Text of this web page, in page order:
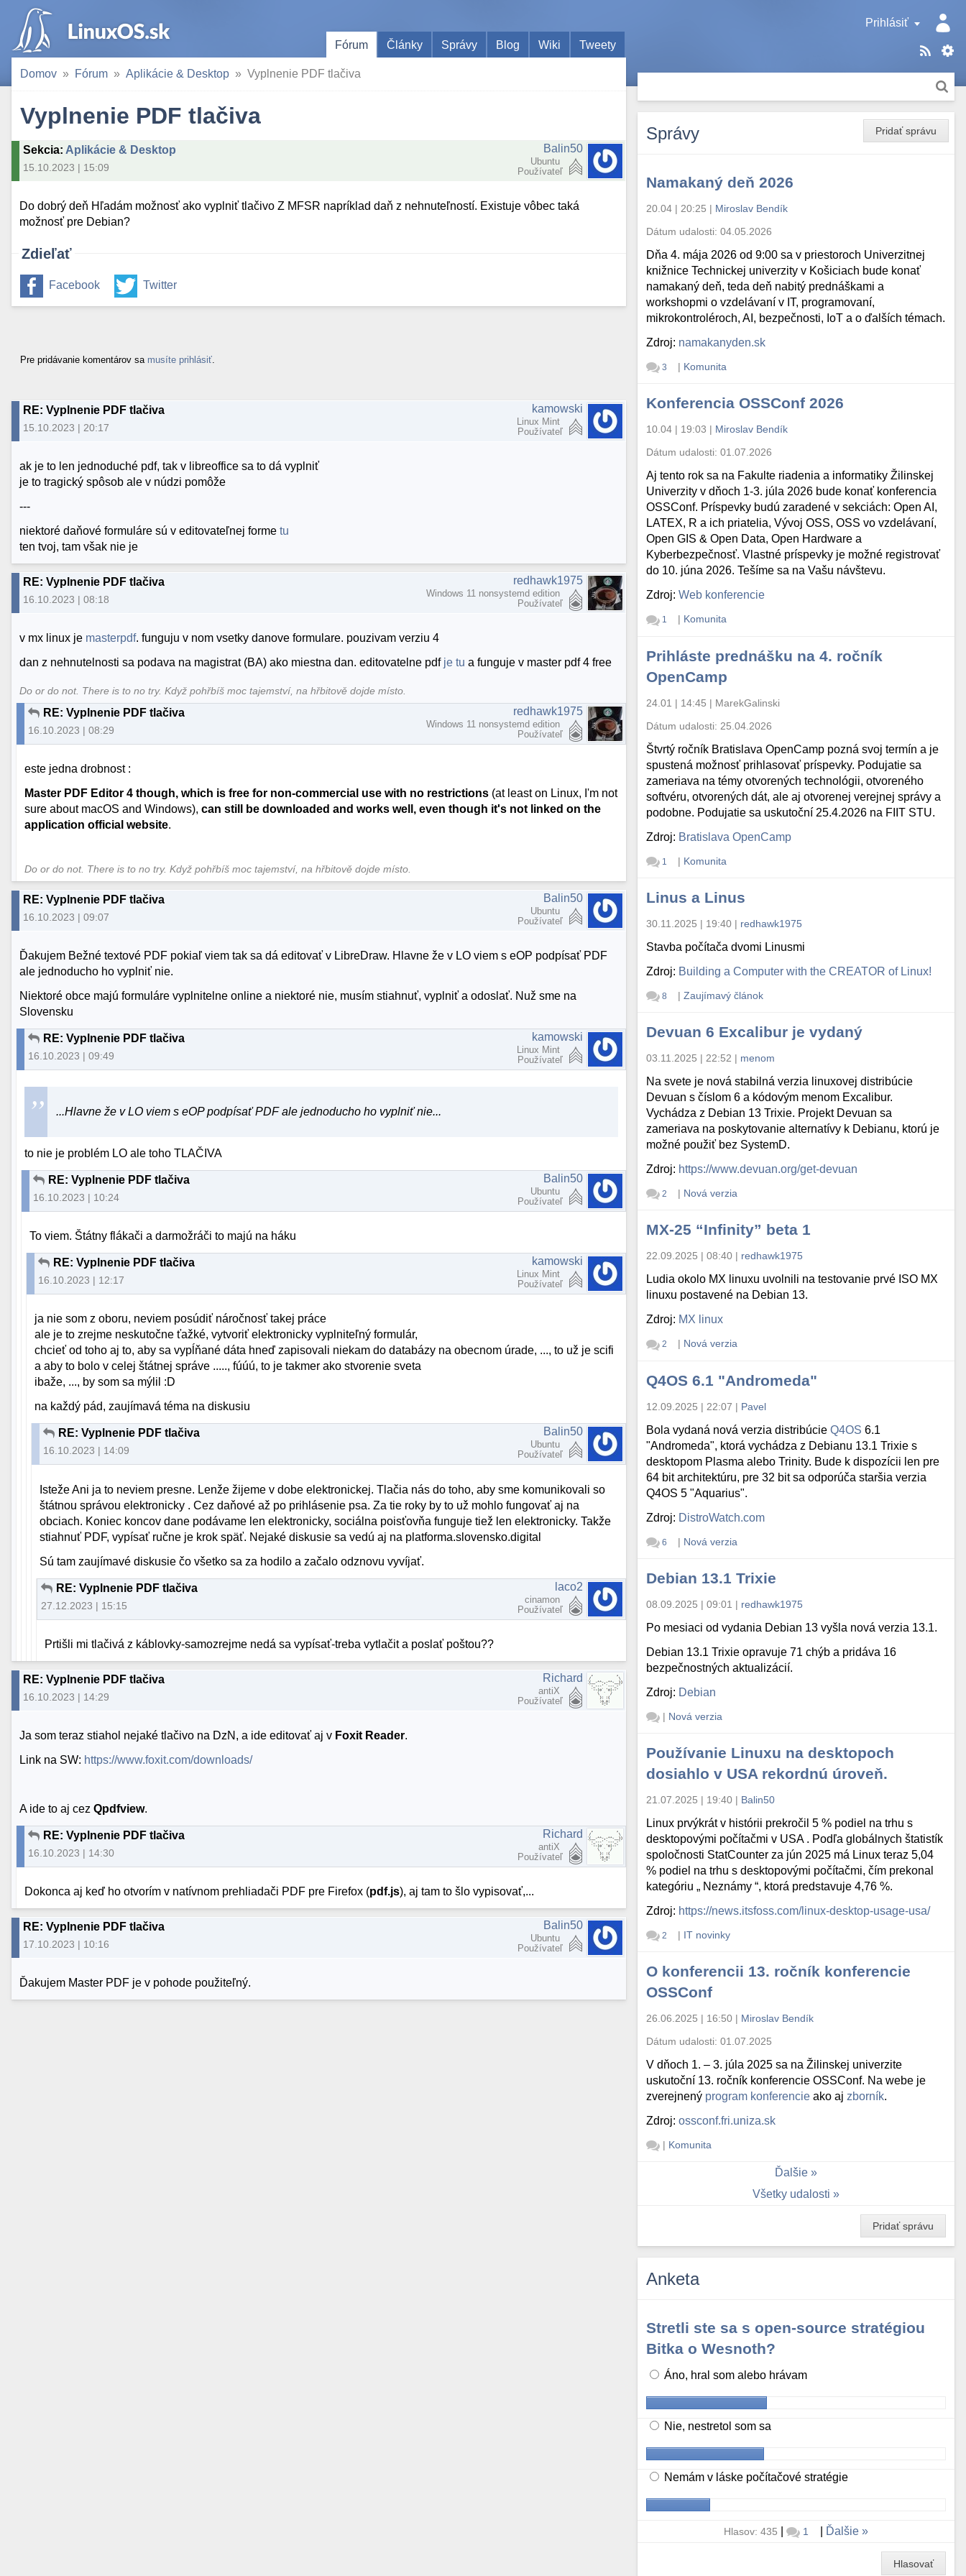
Prihlásiť
Fórum
Články Správy Blog Wiki Tweety
Domov Fórum Aplikácie & Desktop Vyplnenie PDF tlačiva
Vyplnenie PDF tlačiva
Sekcia: Aplikácie & Desktop
15.10.2023 | 15:09
Balin50
Ubuntu
Používateľ
Do dobrý deň Hľadám možnosť ako vyplniť tlačivo Z MFSR napríklad daň z nehnuteľností. Existuje vôbec taká
možnosť pre Debian?
Zdieľať
Facebook Twitter
Pre pridávanie komentárov sa musíte prihlásiť
RE: Vyplnenie PDF tlačiva
15.10.2023 | 20:17
kamowski
Linux Mint
Používateľ
ak je to len jednoduché pdf, tak v libreoffice sa to dá vyplniť
je to tragický spôsob ale v núdzi pomôže
---
niektoré daňové formuláre sú v editovateľnej formetu
ten tvoj, tam však nie je
RE: Vyplnenie PDF tlačiva
16.10.2023 | 08:18
redhawk1975
Windows 11 nonsystemd edition
Používateľ
v mx linux je masterpdf. funguju v nom vsetky danove formulare. pouzivam verziu 4
dan z nehnutelnosti sa podava na magistrat (BA) ako miestna dan. editovatelne pdf je tu a funguje v master pdf 4 free
Do or do not. There is to no try.​ Když pohřbíš moc tajemství, na hřbitově dojde místo.
RE: Vyplnenie PDF tlačiva
16.10.2023 | 08:29
redhawk1975
Windows 11 nonsystemd edition
Používateľ
este jedna drobnost :
Master PDF Editor 4 though, which is free for non-commercial use with no restrictions (at least on Linux, I'm not
sure about macOS and Windows),can still be downloaded and works well, even though it's not linked on the
application official website.
Do or do not. There is to no try.​ Když pohřbíš moc tajemství, na hřbitově dojde místo.
RE: Vyplnenie PDF tlačiva
16.10.2023 | 09:07
Balin50
Ubuntu
Používateľ
Ďakujem Bežné textové PDF pokiaľ viem tak sa dá editovať v LibreDraw. Hlavne že v LO viem s eOP podpísať PDF
ale jednoducho ho vyplniť nie.
Niektoré obce majú formuláre vyplnitelne online a niektoré nie, musím stiahnuť, vyplniť a odoslať. Nuž sme na
Slovensku
RE: Vyplnenie PDF tlačiva
16.10.2023 | 09:49
kamowski
Linux Mint
Používateľ
...Hlavne že v LO viem s eOP podpísať PDF ale jednoducho ho vyplniť nie...
to nie je problém LO ale toho TLAČIVA
RE: Vyplnenie PDF tlačiva
16.10.2023 | 10:24
Balin50
Ubuntu
Používateľ
To viem. Štátny flákači a darmožráči to majú na háku
RE: Vyplnenie PDF tlačiva
16.10.2023 | 12:17
kamowski
Linux Mint
Používateľ
ja nie som z oboru, neviem posúdiť náročnosť takej práce
ale je to zrejme neskutočne ťažké, vytvoriť elektronicky vyplniteľný formulár,
chcieť od toho aj to, aby sa vypĺňané dáta hneď zapisovali niekam do databázy na obecnom úrade, ..., to už je scifi
a aby to bolo v celej štátnej správe ....., fúúú, to je takmer ako stvorenie sveta
ibaže, ..., by som sa mýlil :D
na každý pád, zaujímavá téma na diskusiu
RE: Vyplnenie PDF tlačiva
16.10.2023 | 14:09
Balin50
Ubuntu
Používateľ
Isteže Ani ja to neviem presne. Lenže žijeme v dobe elektronickej. Tlačia nás do toho, aby sme komunikovali so
štátnou správou elektronicky . Cez daňové až po prihlásenie psa. Za tie roky by to už mohlo fungovať aj na
obciach. Koniec koncov dane podávame len elektronicky, sociálna poisťovňa funguje tiež len elektronicky. Takže
stiahnuť PDF, vypísať ručne je krok späť. Nejaké diskusie sa vedú aj na platforma.slovensko.digital
Sú tam zaujímavé diskusie čo všetko sa za hodilo a začalo odznovu vyvíjať.
RE: Vyplnenie PDF tlačiva
27.12.2023 | 15:15
laco2
cinamon
Používateľ
Prtišli mi tlačivá z káblovky-samozrejme nedá sa vypísať-treba vytlačit a poslať poštou??
RE: Vyplnenie PDF tlačiva
16.10.2023 | 14:29
Richard
antiX
Používateľ
Ja som teraz stiahol nejaké tlačivo na DzN, a ide editovať aj v Foxit Reader.
Link na SW: https://www.foxit.com/downloads/
A ide to aj cezQpdfview.
RE: Vyplnenie PDF tlačiva
16.10.2023 | 14:30
Richard
antiX
Používateľ
Dokonca aj keď ho otvorím v natívnom prehliadači PDF pre Firefox (pdf.js), aj tam to šlo vypisovať,...
RE: Vyplnenie PDF tlačiva
17.10.2023 | 10:16
Balin50
Ubuntu
Používateľ
Ďakujem Master PDF je v pohode použiteľný.
Pridať správu
Správy
Namakaný deň 2026
20.04 | 20:25 | Miroslav Bendík
Dátum udalosti:04.05.2026
Dňa 4. mája 2026 od 9:00 sa v priestoroch Univerzitnej
knižnice Technickej univerzity v Košiciach bude konať
namakaný deň, teda deň nabitý prednáškami a
workshopmi o vzdelávaní v IT, programovaní,
mikrokontroléroch, AI, bezpečnosti, IoT a o ďalších témach.
Zdroj: namakanyden.sk
3 | Komunita
Konferencia OSSConf 2026
10.04 | 19:03 | Miroslav Bendík
Dátum udalosti:01.07.2026
Aj tento rok sa na Fakulte riadenia a informatiky Žilinskej
Univerzity v dňoch 1-3. júla 2026 bude konať konferencia
OSSConf. Príspevky budú zaradené v sekciách: Open AI,
LATEX, R a ich priatelia, Vývoj OSS, OSS vo vzdelávaní,
Open GIS & Open Data, Open Hardware a
Kyberbezpečnosť. Vlastné príspevky je možné registrovať
do 10. júna 2026. Tešíme sa na Vašu návštevu.
Zdroj:Web konferencie
1 | Komunita
Prihláste prednášku na 4. ročník
OpenCamp
24.01 | 14:45 | MarekGalinski
Dátum udalosti: 25.04.2026
Štvrtý ročník Bratislava OpenCamp pozná svoj termín a je
spustená možnosť prihlasovať príspevky. Podujatie sa
zameriava na témy otvorených technológii, otvoreného
softvéru, otvorených dát, ale aj otvorenej verejnej správy a
podobne. Podujatie sa uskutoční 25.4.2026 na FIIT STU.
Zdroj: Bratislava OpenCamp
1 | Komunita
Linus a Linus
30.11.2025 | 19:40 | redhawk1975
Stavba počítača dvomi Linusmi
Zdroj: Building a Computer with the CREATOR of Linux!
8 | Zaujímavý článok
Devuan 6 Excalibur je vydaný
03.11.2025 | 22:52 | menom
Na svete je nová stabilná verzia linuxovej distribúcie
Devuan s číslom 6 a kódovým menom Excalibur.
Vychádza z Debian 13 Trixie. Projekt Devuan sa
zameriava na poskytovanie alternatívy k Debianu, ktorú je
možné použiť bez SystemD.
Zdroj: https://www.devuan.org/get-devuan
2 | Nová verzia
MX-25 “Infinity” beta 1
22.09.2025 | 08:40 | redhawk1975
Ludia okolo MX linuxu uvolnili na testovanie prvé ISO MX
linuxu postavené na Debian 13.
Zdroj: MX linux
2 | Nová verzia
Q4OS 6.1 "Andromeda"
12.09.2025 | 22:07 | Pavel
Bola vydaná nová verzia distribúcieQ4OS 6.1
"Andromeda", ktorá vychádza z Debianu 13.1 Trixie s
desktopom Plasma alebo Trinity. Bude k dispozícii len pre
64 bit architektúru, pre 32 bit sa odporúča staršia verzia
Q4OS 5 "Aquarius".
Zdroj: DistroWatch.com
6 | Nová verzia
Debian 13.1 Trixie
08.09.2025 | 09:01 | redhawk1975
Po mesiaci od vydania Debian 13 vyšla nová verzia 13.1.
Debian 13.1 Trixie opravuje 71 chýb a pridáva 16
bezpečnostných aktualizácií.
Zdroj: Debian
| Nová verzia
Používanie Linuxu na desktopoch
dosiahlo v USA rekordnú úroveň.
21.07.2025 | 19:40 | Balin50
Linux prvýkrát v histórii prekročil 5 % podiel na trhu s
desktopovými počítačmi v USA . Podľa globálnych štatistík
spoločnosti StatCounter za jún 2025 má Linux teraz 5,04
% podiel na trhu s desktopovými počítačmi, čím prekonal
kategóriu „ Neznámy “, ktorá predstavuje 4,76 %.
Zdroj: https://news.itsfoss.com/linux-desktop-usage-usa/
2 | IT novinky
O konferencii 13. ročník konferencie
OSSConf
26.06.2025 | 16:50 | Miroslav Bendík
Dátum udalosti:01.07.2025
V dňoch 1. – 3. júla 2025 sa na Žilinskej univerzite
uskutoční 13. ročník konferencie OSSConf. Na webe je
zverejnený program konferencie ako aj zborník.
Zdroj:ossconf.fri.uniza.sk
| Komunita
Ďalšie
Všetky udalosti
Pridať správu
Anketa
Stretli ste sa s open-source stratégiou
Bitka o Wesnoth?
Áno, hral som alebo hrávam
Nie, nestretol som sa
Nemám v láske počítačové stratégie
Hlasov: 435 | 1 Ďalšie
Hlasovať